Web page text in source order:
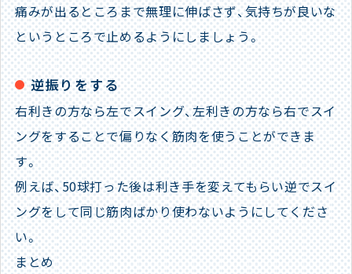
痛みが出るところまで無理に伸ばさず、気持ちが良いな
というところで止めるようにしましょう。
逆振りをする
右利きの方なら左でスイング、左利きの方なら右でスイ
ングをすることで偏りなく筋肉を使うことができま
す。
例えば、50球打った後は利き手を変えてもらい逆でスイ
ングをして同じ筋肉ばかり使わないようにしてくださ
い。
まとめ